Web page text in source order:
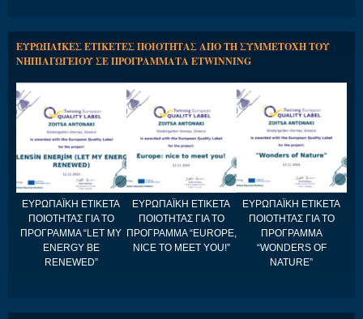
ΕΥΡΩΠΑΪΚΕΣ ΕΤΙΚΕΤΕΣ ΠΟΙΟΤΗΤΑΣ ΑΠΟ ΤΗ ΣΥΜΜΕΤΟΧΗ ΤΟΥ
ΝΗΠΙΑΓΩΓΕΙΟΥ ΣΕ ΠΡΟΓΡΑΜΜΑΤΑ ETWINNING
ΕΥΡΩΠΑΪΚΗ ΕΤΙΚΕΤΑ
ΠΟΙΟΤΗΤΑΣ ΓΙΑ ΤΟ
ΠΡΟΓΡΑΜΜΑ “LET MY
ENERGY BE
RENEWED”
ΕΥΡΩΠΑΪΚΗ ΕΤΙΚΕΤΑ
ΠΟΙΟΤΗΤΑΣ ΓΙΑ ΤΟ
ΠΡΟΓΡΑΜΜΑ “EUROPE,
NICE TO MEET YOU!”
ΕΥΡΩΠΑΪΚΗ ΕΤΙΚΕΤΑ
ΠΟΙΟΤΗΤΑΣ ΓΙΑ ΤΟ
ΠΡΟΓΡΑΜΜΑ
“WONDERS OF
NATURE”